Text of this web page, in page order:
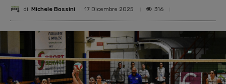
di Michele Bossini 17 Dicembre 2025 316